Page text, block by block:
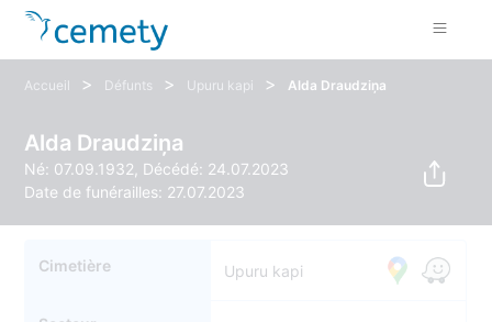
Accueil > Défunts > Upuru kapi > Alda Draudziņa
Alda Draudziņa
Né: 07.09.1932, Décédé: 24.07.2023
Date de funérailles: 27.07.2023
Cimetière Upuru kapi